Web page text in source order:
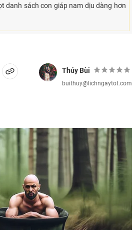
danh sách con giáp nam dịu dàng hơn
Thủy Bùi
buithuy@lichngaytot.com